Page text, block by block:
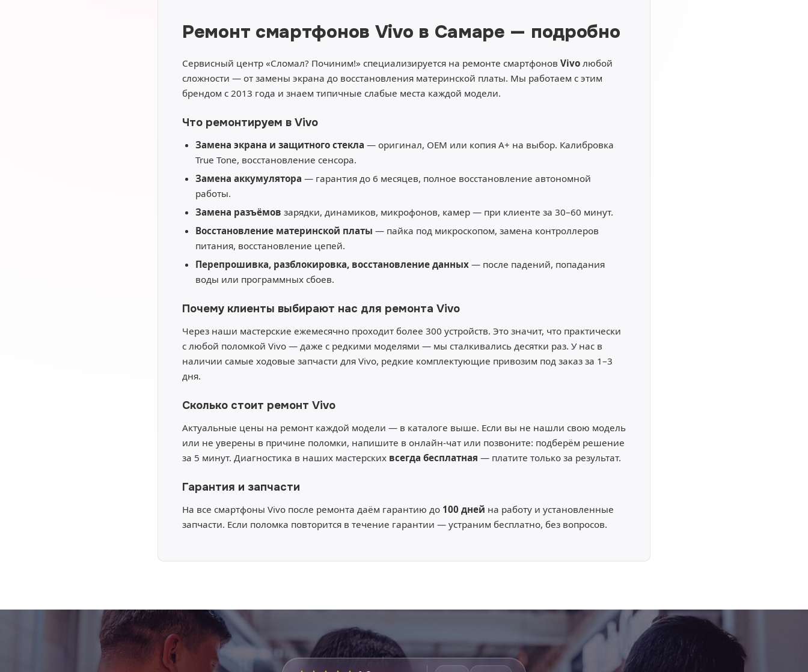
Ремонт смартфонов Vivo в Самаре — подробно
Сервисный центр «Сломал? Починим!» специализируется на ремонте смартфонов Vivo любой
сложности — от замены экрана до восстановления материнской платы. Мы работаем с этим
брендом с 2013 года и знаем типичные слабые места каждой модели.
Что ремонтируем в Vivo
Замена экрана и защитного стекла — оригинал, OEM или копия A+ на выбор. Калибровка
True Tone, восстановление сенсора.
Замена аккумулятора — гарантия до 6 месяцев, полное восстановление автономной
работы.
Замена разъёмов зарядки, динамиков, микрофонов, камер — при клиенте за 30–60 минут.
Восстановление материнской платы — пайка под микроскопом, замена контроллеров
питания, восстановление цепей.
Перепрошивка, разблокировка, восстановление данных — после падений, попадания
воды или программных сбоев.
Почему клиенты выбирают нас для ремонта Vivo
Через наши мастерские ежемесячно проходит более 300 устройств. Это значит, что практически
с любой поломкой Vivo — даже с редкими моделями — мы сталкивались десятки раз. У нас в
наличии самые ходовые запчасти для Vivo, редкие комплектующие привозим под заказ за 1–3
дня.
Сколько стоит ремонт Vivo
Актуальные цены на ремонт каждой модели — в каталоге выше. Если вы не нашли свою модель
или не уверены в причине поломки, напишите в онлайн-чат или позвоните: подберём решение
за 5 минут. Диагностика в наших мастерских всегда бесплатная — платите только за результат.
Гарантия и запчасти
На все смартфоны Vivo после ремонта даём гарантию до 100 дней на работу и установленные
запчасти. Если поломка повторится в течение гарантии — устраним бесплатно, без вопросов.